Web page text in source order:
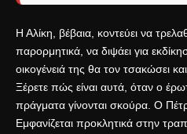
Η Αλίκη, βέβαια, κοντεύει να
παρορμητικά, να διψάει για
οικογένειά της θα τον τσακώσει
Ξέρετε πώς είναι αυτά, όταν ο
πράγματα γίνονται σκούρα. Ο
Εμφανίζεται προκλητικά στην